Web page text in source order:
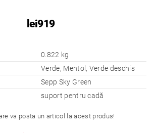
lei919
0.822 kg
Verde, Mentol, Verde deschis
Sepp Sky Green
suport pentru cadă
va posta un articol la acest produs!